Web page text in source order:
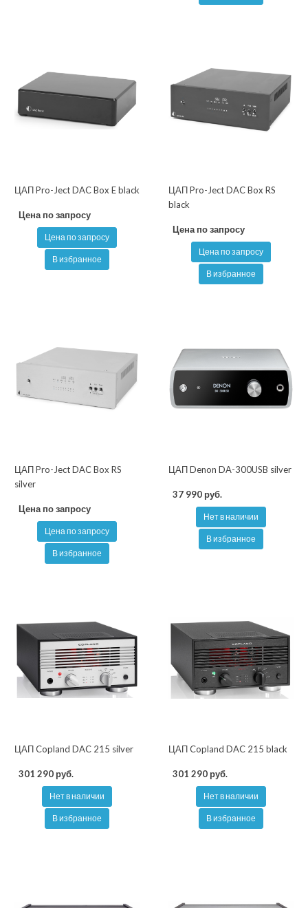
ЦАП Pro-Ject DAC Box E black
Цена по запросу
Цена по запросу
В избранное
ЦАП Pro-Ject DAC Box RS
black
Цена по запросу
Цена по запросу
В избранное
ЦАП Pro-Ject DAC Box RS
silver
Цена по запросу
Цена по запросу
В избранное
ЦАП Denon DA-300USB silver
37 990 руб.
Нет в наличии
В избранное
ЦАП Copland DAC 215 silver
301 290 руб.
Нет в наличии
В избранное
ЦАП Copland DAC 215 black
301 290 руб.
Нет в наличии
В избранное